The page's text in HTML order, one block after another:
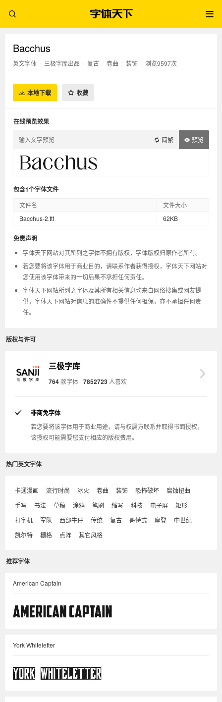
Bacchus
英文字体 三极字库出品 复古 卷曲 装饰 浏览9597次
本地下载 收藏
在线预览效果
简繁 预览
包含1个字体文件
文件名
文件大小
Bacchus-2.ttf
62KB
免责声明
字体天下网站对其所列之字体不拥有版权，字体版权归原作者所有。
若您要将该字体用于商业目的，请联系作者获得授权，字体天下网站对
您使用该字体带来的一切后果不承担任何责任。
字体天下网站所列之字体及其所有相关信息均来自网络搜集或网友提
供，字体天下网站对信息的准确性不提供任何担保，亦不承担任何责
任。
版权与许可
三极字库
764款字体 7852723 人喜欢
非商免字体
若您要将该字体用于商业用途，请与权属方联系并取得书面授权，
该授权可能需要您支付相应的版权费用。
热门英文字体
卡通漫画 流行时尚 冰火 卷曲 装饰 恐怖破坏
腐蚀扭曲
手写
书法 草稿 涂鸦 笔刷 缩写 科技 电子屏
矩形
打字机
军队 西部牛仔 传统 复古 哥特式 摩登
中世纪
凯尔特
栅格 点阵 其它风格
推荐字体
American Captain
York Whiteletter